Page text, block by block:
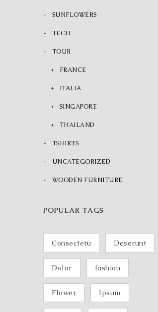
SUNFLOWERS
TECH
TOUR
FRANCE
ITALIA
SINGAPORE
THAILAND
TSHIRTS
UNCATEGORIZED
WOODEN FURNITURE
POPULAR TAGS
Consectetu Deserunt
Dolor fashion
Flower Ipsum